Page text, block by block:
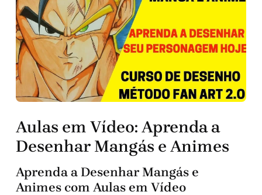
Aulas em Vídeo: Aprenda a
Desenhar Mangás e Animes
Aprenda a Desenhar Mangás e
Animes com Aulas em Vídeo